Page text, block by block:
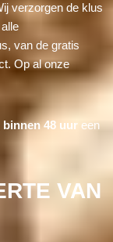
verzorgen de klus
van de gratis
Op al onze
binnen 48 uureen
VAN